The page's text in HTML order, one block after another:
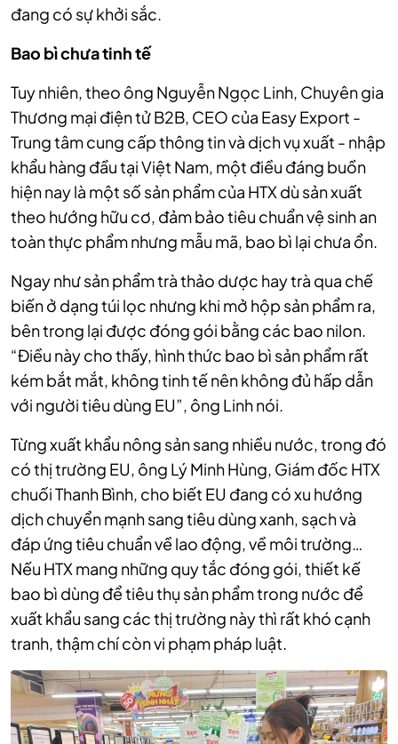
đang có sự khởi sắc.
Bao bì chưa tinh tế
Tuy nhiên, theo ông Nguyễn Ngọc Linh, Chuyên gia
Thương mại điện tử B2B, CEO của Easy Export -
Trung tâm cung cấp thông tin và dịch vụ xuất - nhập
khẩu hàng đầu tại Việt Nam, một điều đáng buồn
hiện nay là một số sản phẩm của HTX dù sản xuất
theo hướng hữu cơ, đảm bảo tiêu chuẩn vệ sinh an
toàn thực phẩm nhưng mẫu mã, bao bì lại chưa ổn.
Ngay như sản phẩm trà thảo dược hay trà qua chế
biến ở dạng túi lọc nhưng khi mở hộp sản phẩm ra,
bên trong lại được đóng gói bằng các bao nilon.
“Điều này cho thấy, hình thức bao bì sản phẩm rất
kém bắt mắt, không tinh tế nên không đủ hấp dẫn
với người tiêu dùng EU”, ông Linh nói.
Từng xuất khẩu nông sản sang nhiều nước, trong đó
có thị trường EU, ông Lý Minh Hùng, Giám đốc HTX
chuối Thanh Bình, cho biết EU đang có xu hướng
dịch chuyển mạnh sang tiêu dùng xanh, sạch và
đáp ứng tiêu chuẩn về lao động, về môi trường…
Nếu HTX mang những quy tắc đóng gói, thiết kế
bao bì dùng để tiêu thụ sản phẩm trong nước để
xuất khẩu sang các thị trường này thì rất khó cạnh
tranh, thậm chí còn vi phạm pháp luật.